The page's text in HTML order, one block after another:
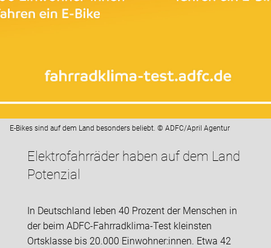
E-Bikes sind auf dem Land besonders beliebt. © ADFC/April Agentur
Elektrofahrräder haben auf dem Land
Potenzial
In Deutschland leben 40 Prozent der Menschen in
der beim ADFC-Fahrradklima-Test kleinsten
Ortsklasse bis 20.000 Einwohner:innen. Etwa 42